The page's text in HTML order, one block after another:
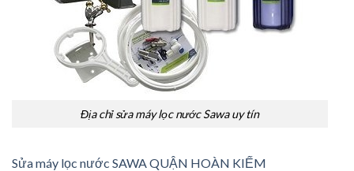
Địa chỉ sửa máy lọc nước Sawa uy tín
Sửa máy lọc nước SAWA QUẬN HOÀN KIẾM